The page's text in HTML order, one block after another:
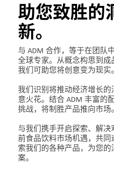
采
购
投
资
者
助您致胜的
新。
与 ADM 合作，等于在团队
全球专家。从概念构思到成
我们可助您将创意变为现实
我们识别将推动经济增长的
意火花。结合 ADM 丰富的
挑战，将制胜产品推向市场
与我们携手开启探索、解决
前食品饮料市场机遇，共
索我们的各种产品，为您
案。